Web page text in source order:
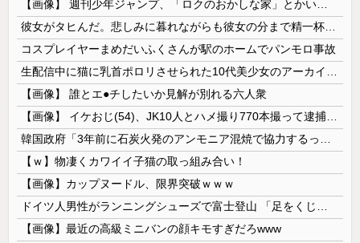
コスプレイヤーまめだいふくさんが駅のホームでパンモロ事故
【画像】 誰とエ●チしたいか見解が別れる六人衆
【ｗ】物凄くカワイイ子猫の取っ組み合い！
【画像】カップヌードル、限界突破ｗｗｗ
【画像】最近の高級ミニバンの顔キモすぎだろwww